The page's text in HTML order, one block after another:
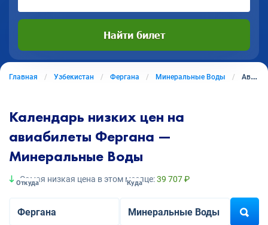
Найти билет
Главная Узбекистан Фергана Минеральные Воды Авиабилеты из Ферганы в Минеральные Воды
Календарь низких цен на
авиабилеты Фергана —
Минеральные Воды
Самая низкая цена в этом месяце:39 707 ₽
Откуда Куда